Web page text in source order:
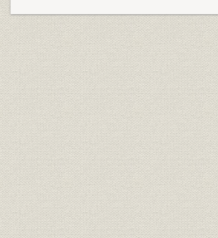
第3節 三井物産船舶部の拡充
第4章 慢性不況下の海運
第1節 海運不況
第2節 大阪商船の積極策
第3節 三井物産船舶部のコモンキャリヤー化
第5章 日本海運業の躍進
第1節 日中戦争と海運
第2節 大阪商船の躍進